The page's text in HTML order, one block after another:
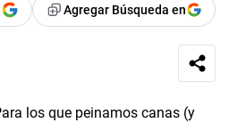
Agregar Búsqueda en
los que peinamos canas (y